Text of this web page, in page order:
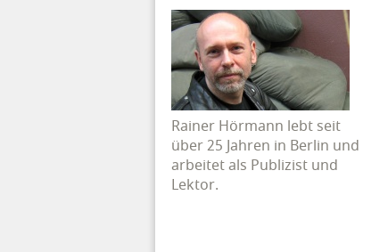
Rainer Hörmann lebt seit
über 25 Jahren in Berlin und
arbeitet als Publizist und
Lektor.